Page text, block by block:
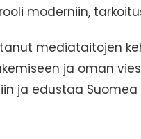
moderniin,
mediataitojen
ja oman
ja edustaa Suomea